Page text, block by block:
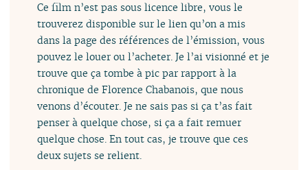
Ce film n’est pas sous licence libre, vous le
trouverez disponible sur le lien qu’on a mis
dans la page des références de l’émission, vous
pouvez le louer ou l’acheter. Je l’ai visionné et je
trouve que ça tombe à pic par rapport à la
chronique de Florence Chabanois, que nous
venons d’écouter. Je ne sais pas si ça t’as fait
penser à quelque chose, si ça a fait remuer
quelque chose. En tout cas, je trouve que ces
deux sujets se relient.